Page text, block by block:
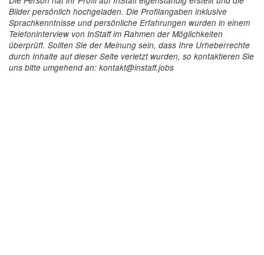
Bilder persönlich hochgeladen. Die Profilangaben inklusive
Sprachkenntnisse und persönliche Erfahrungen wurden in einem
Telefoninterview von InStaff im Rahmen der Möglichkeiten
überprüft. Sollten Sie der Meinung sein, dass Ihre Urheberrechte
durch Inhalte auf dieser Seite verletzt wurden, so kontaktieren Sie
uns bitte umgehend an: kontakt@instaff.jobs